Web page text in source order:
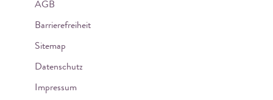
AGB
Barrierefreiheit
Sitemap
Datenschutz
Impressum